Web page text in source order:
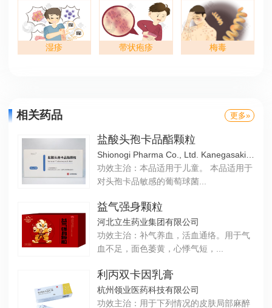
湿疹 带状疱疹 梅毒
相关药品 更多»
盐酸头孢卡品酯颗粒
功效主治：本品适用于儿童。 本品适用于
对头孢卡品敏感的葡萄球菌...
益气强身颗粒
河北立生药业集团有限公司
功效主治：补气养血，活血通络。用于气
血不足，面色萎黄，心悸气短，...
利丙双卡因乳膏
杭州领业医药科技有限公司
功效主治：用于下列情况的皮肤局部麻醉